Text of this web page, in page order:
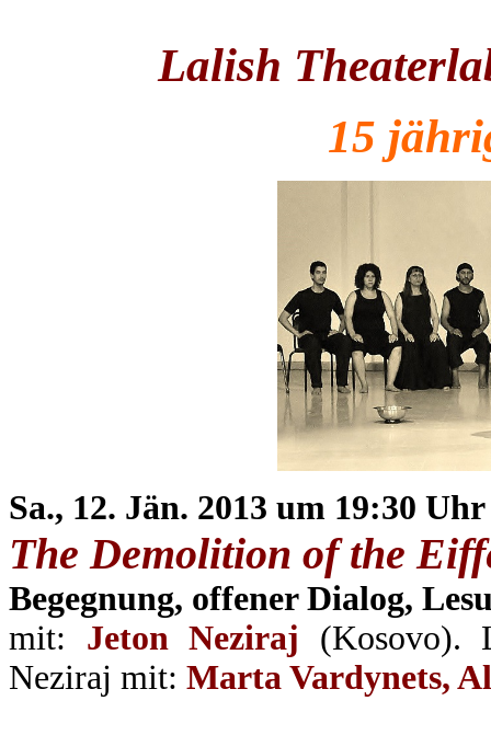
Lalish
15
Sa., 12. Jän. 2013 um 19:30 Uhr
The Demolition of the
Begegnung, offener Dialog,
mit: Jeton Neziraj (Kosovo).
Neziraj mit: Marta Vardynets,